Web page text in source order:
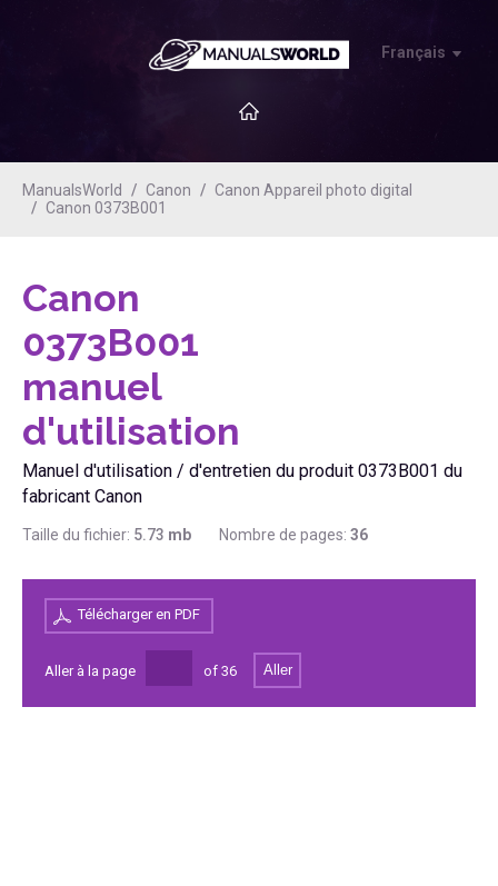
Français
ManualsWorld Canon
Canon Appareil photo digital
Canon 0373B001
Canon
0373B001
manuel
d'utilisation
Manuel d'utilisation / d'entretien du produit 0373B001 du
fabricant Canon
Taille du fichier: 5.73 mb Nombre de pages: 36
Télécharger en PDF
Aller à la page of 36 Aller